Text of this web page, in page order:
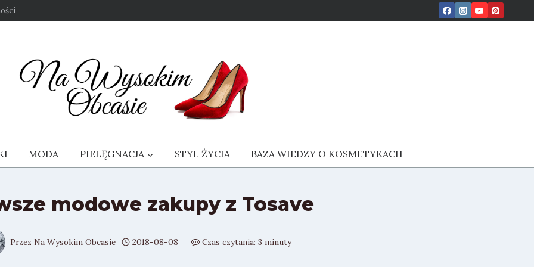
MODA PIELĘGNACJA STYL ŻYCIA BAZA WIEDZY O KOSMETYKACH
modowe zakupy z Tosave
Przez Na Wysokim Obcasie 2018-08-08 Czas czytania: 3 minuty